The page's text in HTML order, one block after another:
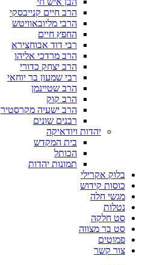
הרב חיים קנייבסקי
הרבי מליובאוויטש
החפץ חיים
רבי דוד אבוחצירא
הרב מרדכי אליהו
הרב יצחק כדורי
רבי שמעון בר יוחאי
הרב שטיינמן
הרב קוק
הרב ישעיה מקרסטיר
רבנים שונים
יהדות ויודאיקה
בית המקדש
הכותל
תמונות יהדות
בלוק אקרילי
כוסות קידוש
מגשי חלה
נטלות
סט חלקה
סט בר מצווה
פמוטים
צור קשר